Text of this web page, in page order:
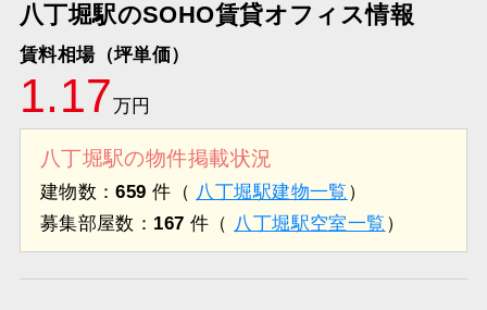
八丁堀駅のSOHO賃貸オフィス情報
賃料相場（坪単価）
1.17万円
八丁堀駅の物件掲載状況
建物数：659件（ 八丁堀駅建物一覧 ）
募集部屋数： 167 件（ 八丁堀駅空室一覧 ）